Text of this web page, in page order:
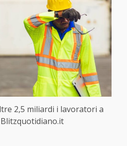
2,5 miliardi i lavoratori a